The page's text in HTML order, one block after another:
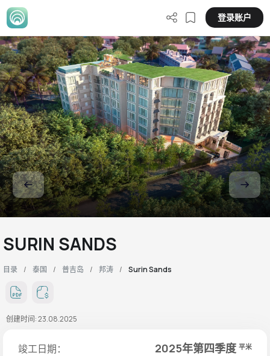
登录账户
SURIN SANDS
目录 泰国 普吉岛 邦涛 Surin Sands
创建时间: 23.08.2025
竣工日期： 2025年第四季度 平米